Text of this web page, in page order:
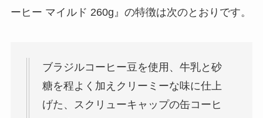
ーヒー マイルド 260g』の特徴は次のとおりです。
ブラジルコーヒー豆を使用、牛乳と砂
糖を程よく加えクリーミーな味に仕上
げた、スクリューキャップの缶コーヒ